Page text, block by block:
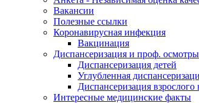
Вакансии
Полезные ссылки
Коронавирусная инфекция
Вакцинация
Диспансеризация и проф. осмотры
Диспансеризация детей
Углубленная
Диспансеризация взрослого
Интересные медицинские факты